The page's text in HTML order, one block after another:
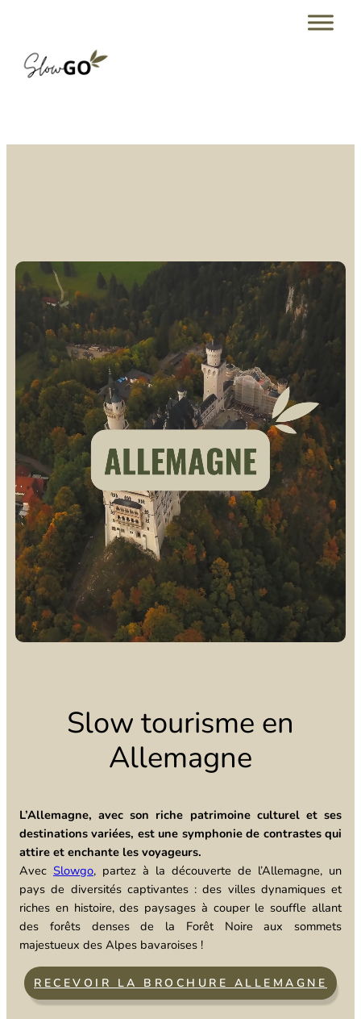
Slow tourisme en
Allemagne
L’Allemagne, avec son riche patrimoine culturel et ses
destinations variées, est une symphonie de contrastes qui
attire et enchante les voyageurs.
Avec Slowgo, partez à la découverte de l’Allemagne, un
pays de diversités captivantes : des villes dynamiques et
riches en histoire, des paysages à couper le souffle allant
des forêts denses de la Forêt Noire aux sommets
majestueux des Alpes bavaroises !
RECEVOIR LA BROCHURE ALLEMAGNE